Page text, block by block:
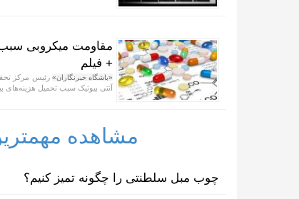
مقاومت میکروبی
+ فیلم
«باشگاه خبرنگاران» رئیس مرکز
آنتی بیوتیک سبب تحمیل
مشاهده
چوب مبل سلطنتی را چگونه تمیز کنیم؟